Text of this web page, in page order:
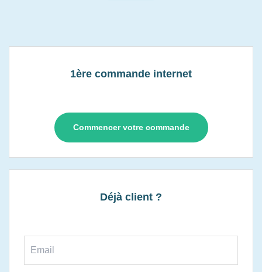
1ère commande internet
Commencer votre commande
Déjà client ?